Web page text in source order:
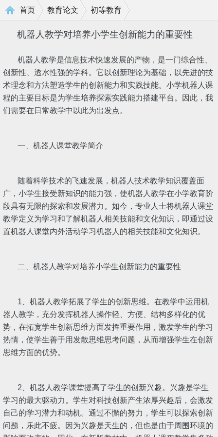
首页 教育论文 初等教育
机器人教学对培养小学生创新能力的重要性
机器人教学是信息技术快速发展的产物，是一门综合性、
创新性、透水性强的学科。它以创新理论为基础，以先进的技
术理念和方法塑造学生的创新能力和实践技能。小学机器人课
程的主要目标是为学生培养探索实践能力搭建平台。因此，我
们需要在日常教学中以此为出发点。
一、机器人课堂教学简介
随着科学技术的飞速发展，机器人技术教学知识覆盖面
广，小学生接受新知识的能力强，使机器人教学在小学教育阶
段具有无限的探索和发展潜力。如今，专业人士将机器人课堂
教学定义为学习和了解机器人相关技能和文化知识，即通过设
置机器人课堂内外活动学习机器人的相关技能和文化知识。
二、机器人教学对培养小学生创新能力的重要性
1、机器人教学拓展了学生的创新思维。在教学中运用机
器人教学，充分发挥机器人操作轻、方便、结构多样化的优
势，在拓宽学生创新思维方面发挥重要作用，激发学生的学习
热情，使学生善于用发散思维思考问题，从而增强学生在创新
思维方面的优势。
2、机器人教学课堂提高了学生的创新兴趣。兴趣是学生
学习的最大驱动力。学生对科技创新产生浓厚兴趣后，会激发
自己的学习潜力和动机。通过不懈的努力，学生可以探索创新
问题，乐此不疲。因为兴趣是天生的，但也是由于周围环境的